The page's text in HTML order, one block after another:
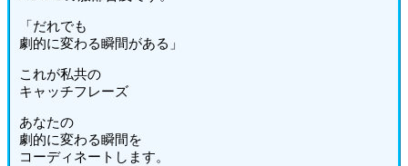
「だれでも
劇的に変わる瞬間がある」
これが私共の
キャッチフレーズ
あなたの
劇的に変わる瞬間を
コーディネートします。